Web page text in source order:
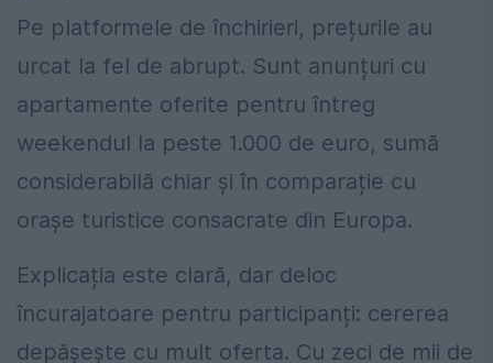
Pe platformele de închirieri, prețurile au
urcat la fel de abrupt. Sunt anunțuri cu
apartamente oferite pentru întreg
weekendul la peste 1.000 de euro, sumă
considerabilă chiar și în comparație cu
orașe turistice consacrate din Europa.
Explicația este clară, dar deloc
încurajatoare pentru participanți: cererea
depășește cu mult oferta. Cu zeci de mii de